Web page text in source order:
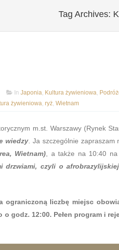
Tag Archives:
In Japonia, Kultura żywieniowa,
żywieniowa, ryż, Wietnam
m.st. Warszawy (Rynek
wiedzy. Ja szczególnie
Wietnam) , a także na 10:40
drzwiami, czyli o
ograniczoną liczbę miejsc
godz. 12:00. Pełen program i